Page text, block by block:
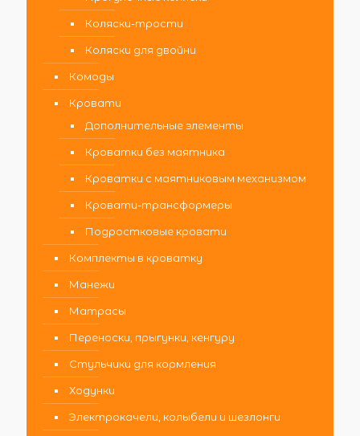
Коляски-трости
Коляски для двойни
Комоды
Кровати
Дополнительные элементы
Кроватки без маятника
Кроватки с маятниковым механизмом
Кровати-трансформеры
Подростковые кровати
Комплекты в кроватку
Манежи
Матрасы
Переноски, прыгунки, кенгуру
Стульчики для кормления
Ходунки
Электрокачели, колыбели и шезлонги